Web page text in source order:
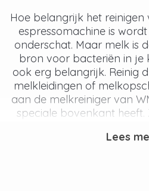
Hoe belangrijk het reinigen
espressomachine is
onderschat. Maar melk is
bron voor bacteriën in je
ook erg belangrijk. Reinig
melkleidingen of
aan de melkreiniger van
speciale bovenkant
bovenkant van de fles,
Lees